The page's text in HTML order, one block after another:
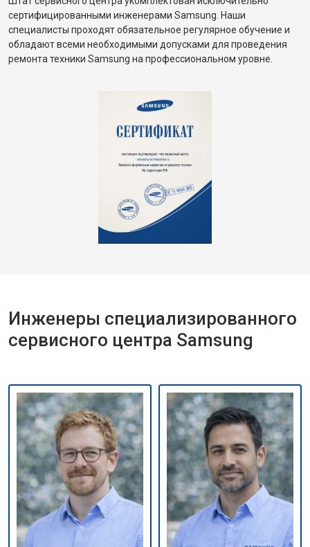
сертифицированными инженерами Samsung. Наши
специалисты проходят обязательное регулярное обучение и
обладают всеми необходимыми допусками для проведения
ремонта техники Samsung на профессиональном уровне.
Инженеры специализированного
сервисного центра Samsung